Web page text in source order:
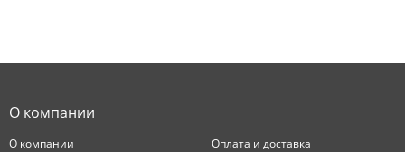
О компании
О компании Оплата и доставка